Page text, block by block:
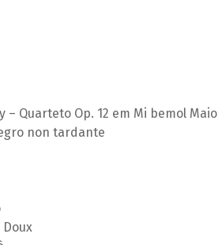
– Quarteto Op. 12 em Mi bemol
non tardante